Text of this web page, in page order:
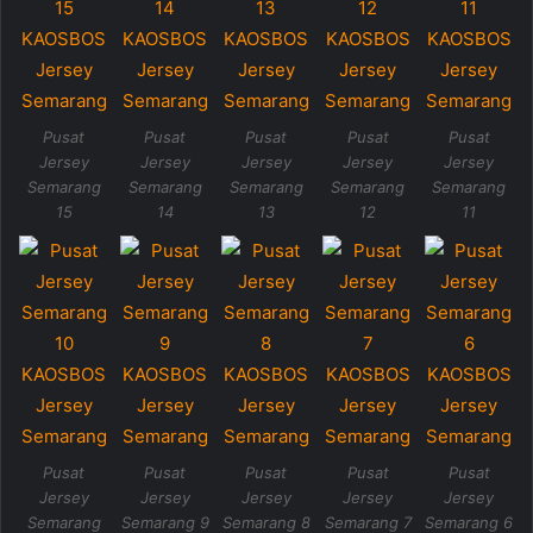
Pusat
Jersey
Semarang
15
Pusat
Jersey
Semarang
14
Pusat
Jersey
Semarang
13
Pusat
Jersey
Semarang
12
Pusat
Jersey
Semarang
11
Pusat
Jersey
Semarang
Pusat
Jersey
Semarang 9
Pusat
Jersey
Semarang 8
Pusat
Jersey
Semarang 7
Pusat
Jersey
Semarang 6